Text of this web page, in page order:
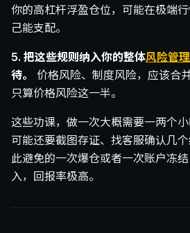
你的高杠杆浮盈仓位，可能在极端
己能支配。
5. 把这些规则纳入你的整体风险管理
待。
价格风险、制度风险，应该合
只算价格风险这一半。
这些功课，做一次大概需要一两个小
可能还要截图存证、找客服确认几
此避免的一次爆仓或者一次账户冻
入，回报率极高。